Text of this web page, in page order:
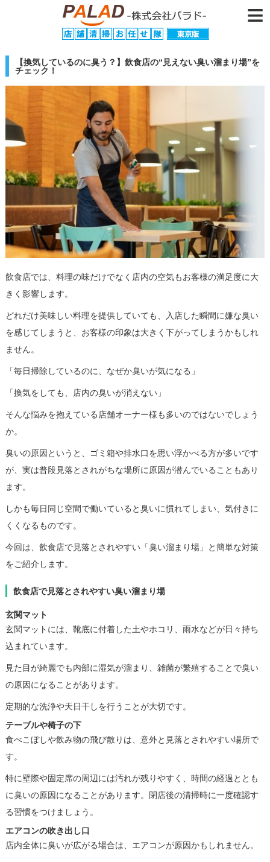
≡
【換気しているのに臭う？】飲食店の“見えない臭い溜まり場”を
チェック！
飲食店では、料理の味だけでなく店内の空気もお客様の満足度に大
きく影響します。
どれだけ美味しい料理を提供していても、入店した瞬間に嫌な臭い
を感じてしまうと、お客様の印象は大きく下がってしまうかもしれ
ません。
「毎日掃除しているのに、なぜか臭いが気になる」
「換気をしても、店内の臭いが消えない」
そんな悩みを抱えている店舗オーナー様も多いのではないでしょう
か。
臭いの原因というと、ゴミ箱や排水口を思い浮かべる方が多いです
が、実は普段見落とされがちな場所に原因が潜んでいることもあり
ます。
しかも毎日同じ空間で働いていると臭いに慣れてしまい、気付きに
くくなるものです。
今回は、飲食店で見落とされやすい「臭い溜まり場」と簡単な対策
をご紹介します。
飲食店で見落とされやすい臭い溜まり場
玄関マット
玄関マットには、靴底に付着した土やホコリ、雨水などが日々持ち
込まれています。
見た目が綺麗でも内部に湿気が溜まり、雑菌が繁殖することで臭い
の原因になることがあります。
定期的な洗浄や天日干しを行うことが大切です。
テーブルや椅子の下
食べこぼしや飲み物の飛び散りは、意外と見落とされやすい場所で
す。
特に壁際や固定席の周辺には汚れが残りやすく、時間の経過ととも
に臭いの原因になることがあります。閉店後の清掃時に一度確認す
る習慣をつけましょう。
エアコンの吹き出し口
店内全体に臭いが広がる場合は、エアコンが原因かもしれません。